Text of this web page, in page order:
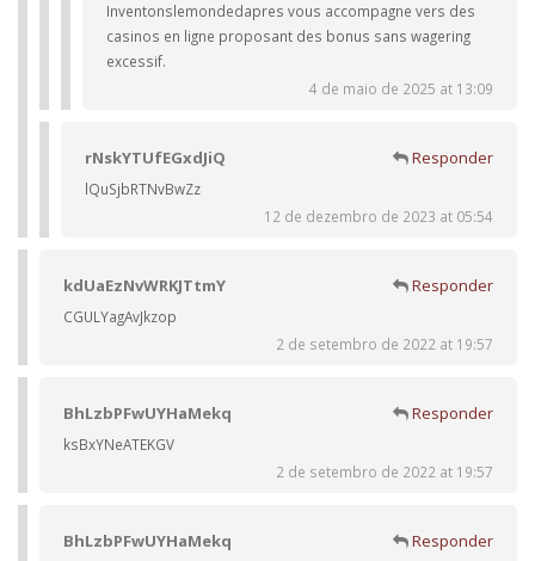
Inventonslemondedapres vous accompagne vers des
casinos en ligne proposant des bonus sans wagering
excessif.
4 de maio de 2025 at 13:09
rNskYTUfEGxdJiQ Responder
lQuSjbRTNvBwZz
12 de dezembro de 2023 at 05:54
kdUaEzNvWRKJTtmY Responder
CGULYagAvJkzop
2 de setembro de 2022 at 19:57
BhLzbPFwUYHaMekq Responder
ksBxYNeATEKGV
2 de setembro de 2022 at 19:57
BhLzbPFwUYHaMekq Responder